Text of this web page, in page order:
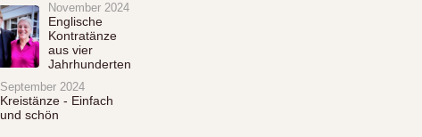
November 2024
Englische
Kontratänze
aus vier
Jahrhunderten
September 2024
Kreistänze - Einfach
und schön